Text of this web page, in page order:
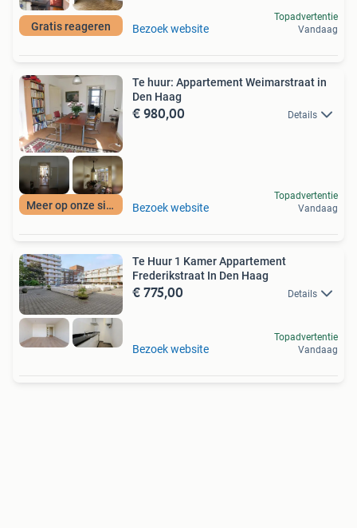
Gratis reageren Bezoek website
Topadvertentie
Vandaag
Meer op onze site
Te huur: Appartement Weimarstraat in
Den Haag
€ 980,00 Details
Bezoek website
Topadvertentie
Vandaag
Te Huur 1 Kamer Appartement
Frederikstraat In Den Haag
€ 775,00 Details
Bezoek website
Topadvertentie
Vandaag